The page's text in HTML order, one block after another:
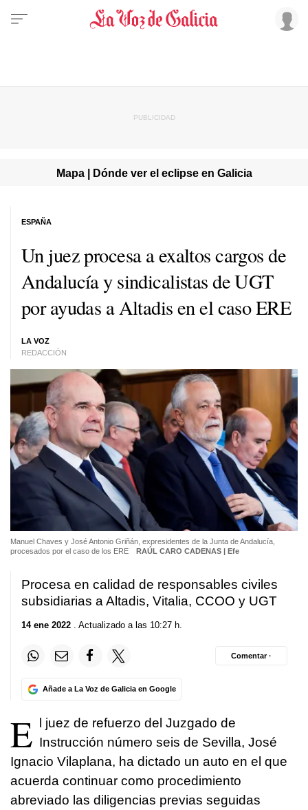
Mapa | Dónde ver el eclipse en Galicia
Un juez procesa a exaltos cargos de
Andalucía y sindicalistas de UGT
por ayudas a Altadis en el caso ERE
LA VOZ
REDACCIÓN
ESPAÑA
Manuel Chaves y José Antonio Griñán, expresidentes de la Junta de Andalucía,
procesados por el caso de los ERE
RAÚL CARO CADENAS | Efe
Procesa en calidad de responsables civiles
subsidiarias a Altadis, Vitalia, CCOO y UGT
14 ene 2022 . Actualizado a las 10:27 h.
Añade a La Voz de Galicia en Google
Comentar ·
E
l juez de refuerzo del Juzgado de
Instrucción número seis de Sevilla, José
Ignacio Vilaplana, ha dictado un auto en el que
acuerda continuar como procedimiento
abreviado las diligencias previas seguidas